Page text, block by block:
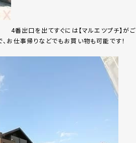
4番出口を出てすぐには【マルエツプチ】がご
お仕事帰りなどでもお買い物も可能です！